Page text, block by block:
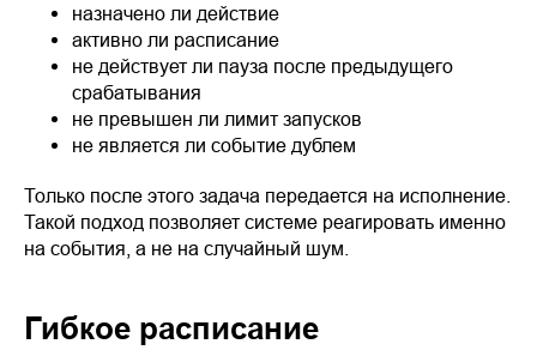
назначено ли действие
активно ли расписание
не действует ли пауза после предыдущего
срабатывания
не превышен ли лимит запусков
не является ли событие дублем
Только после этого задача передается на исполнение.
Такой подход позволяет системе реагировать именно
на события, а не на случайный шум.
Гибкое расписание